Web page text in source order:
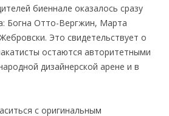
биеннале оказалось сразу
Богна Отто-Вергжин, Марта
Это свидетельствует о
остаются авторитетными
дизайнерской арене и в
с оригинальным